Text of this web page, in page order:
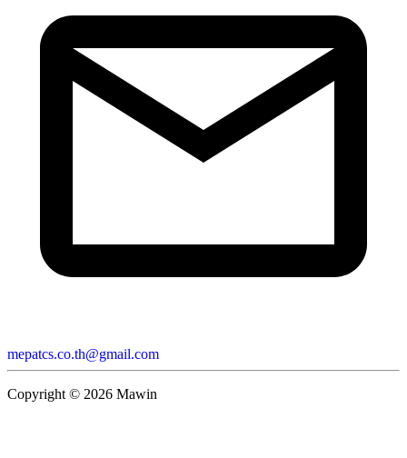
mepatcs.co.th@gmail.com
Copyright © 2026 Mawin